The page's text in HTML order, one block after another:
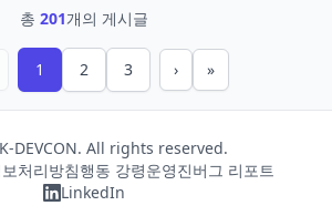
총 201개의 게시글
1 2 3 › »
K-DEVCON. All rights reserved.
처리방침행동 강령운영진버그 리포트
LinkedIn